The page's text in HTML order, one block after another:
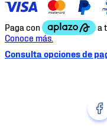
Consulta opciones de